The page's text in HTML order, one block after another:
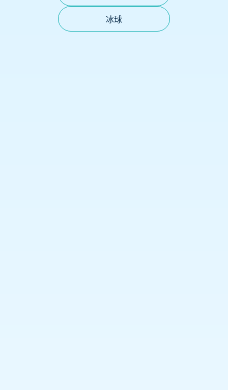
冰球